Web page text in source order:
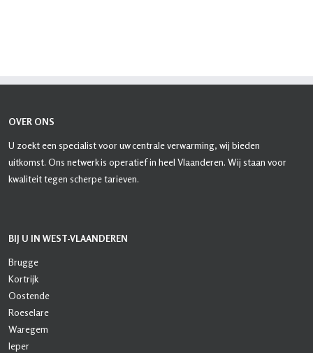
OVER ONS
U zoekt een specialist voor uw centrale verwarming, wij bieden
uitkomst. Ons netwerk is operatief in heel Vlaanderen. Wij staan voor
kwaliteit tegen scherpe tarieven.
BIJ U IN WEST-VLAANDEREN
Brugge
Kortrijk
Oostende
Roeselare
Waregem
Ieper